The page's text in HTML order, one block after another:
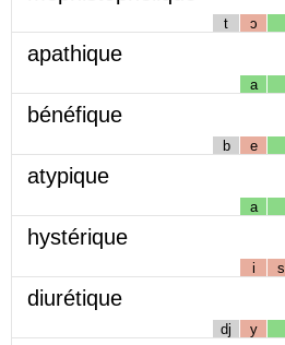
t ɔ
apathique
a
bénéfique
b e
atypique
a
hystérique
i s
diurétique
dj y